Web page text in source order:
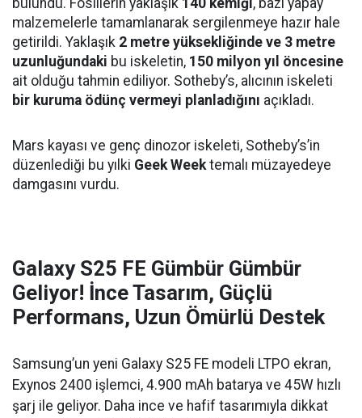
bulundu. Fosillerin yaklaşık 140 kemiği, bazı yapay
malzemelerle tamamlanarak sergilenmeye hazır hale
getirildi. Yaklaşık 2 metre yüksekliğinde ve 3 metre
uzunluğundaki bu iskeletin, 150 milyon yıl öncesine
ait olduğu tahmin ediliyor. Sotheby’s, alıcının iskeleti
bir kuruma ödünç vermeyi planladığını açıkladı.
Mars kayası ve genç dinozor iskeleti, Sotheby’s’in
düzenlediği bu yılki Geek Weektemalı müzayedeye
damgasını vurdu.
Galaxy S25 FE Gümbür Gümbür
Geliyor! İnce Tasarım, Güçlü
Performans, Uzun Ömürlü Destek
Samsung’un yeni Galaxy S25 FE modeli LTPO ekran,
Exynos 2400 işlemci, 4.900 mAh batarya ve 45W hızlı
şarj ile geliyor. Daha ince ve hafif tasarımıyla dikkat